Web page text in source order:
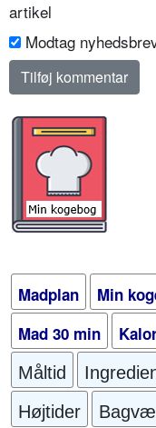
artikel
Modtag
Madplan Min
Mad 30 min
Måltid
Højtider